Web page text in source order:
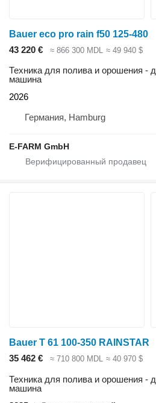
Bauer eco pro rain f50 125-480
43 220 €
≈ 866 300 MDL ≈ 49 940 $
Техника для полива и орошения -
машина
2026
Германия, Hamburg
E-FARM GmbH
Bauer T 61 100-350 RAINSTAR
35 462 €
≈ 710 800 MDL ≈ 40 970 $
Техника для полива и орошения -
машина